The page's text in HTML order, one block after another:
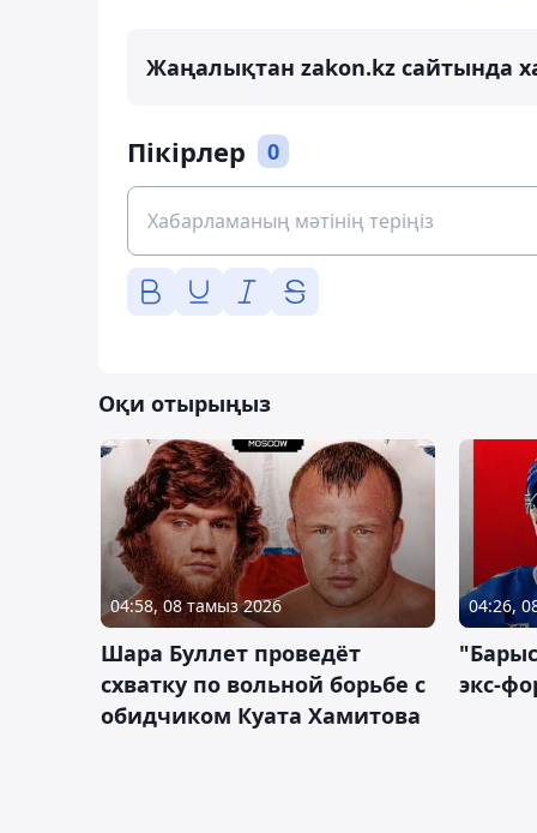
Жаңалықтан zakon.kz сайтында
Пікірлер 0
Оқи отырыңыз
04:58, 08 тамыз 2026
Шара Буллет проведёт
схватку по вольной борьбе с
обидчиком Куата Хамитова
04:26,
экс-